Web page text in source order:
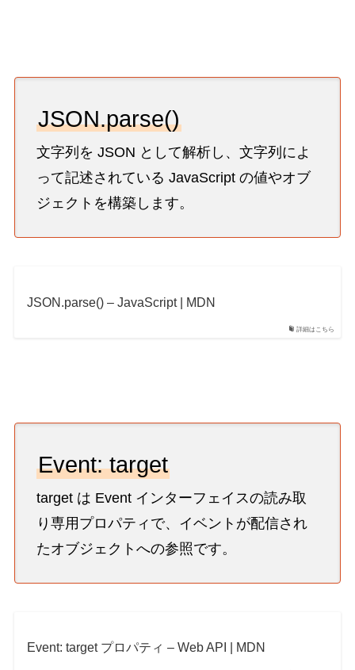
JSON.parse()
文字列を JSON として解析し、文字列によ
って記述されている JavaScript の値やオブ
ジェクトを構築します。
詳細はこちら
JSON.parse() – JavaScript | MDN
Event: target
target は Event インターフェイスの読み取
り専用プロパティで、イベントが配信され
たオブジェクトへの参照です。
Event: target プロパティ – Web API | MDN